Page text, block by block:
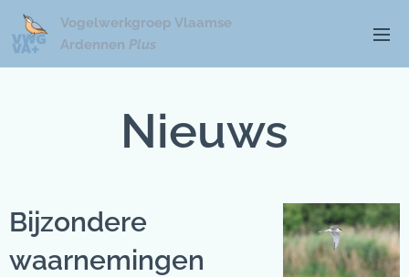
Vogelwerkgroep Vlaamse
Ardennen Plus
Nieuws
Bijzondere
waarnemingen